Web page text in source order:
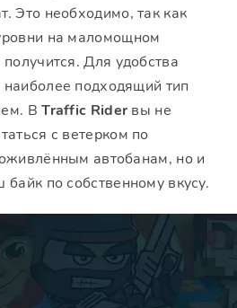
Это необходимо, так как
на маломощном
Для удобства
подходящий тип
ВTraffic Rider вы не
с ветерком по
автобанам, но и
по собственному вкусу.